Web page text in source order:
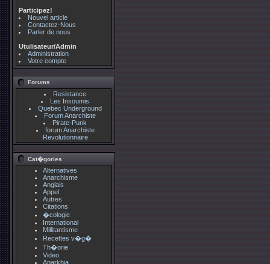
Participez!
Nouvel article
Contactez-Nous
Parler de nous
Utulisateur/Admin
Administration
Votre compte
Forums
Resistance
Les Insoumis
Quebec Underground
Forum Anarchiste
Pirate-Punk
forum Anarchiste
Revolutionnaire
Cat�gories
Alternatives
Anarchisme
Anglais
Appel
Autres
Citations
�cologie
International
Millitantisme
Recettes v�g�
Th�orie
Video
Anarkhia